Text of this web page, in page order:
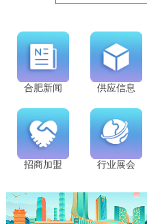
合肥新闻 供应信息
招商加盟 行业展会